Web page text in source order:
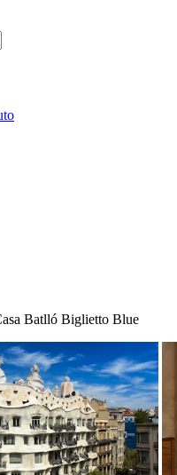
Batlló Biglietto Blue